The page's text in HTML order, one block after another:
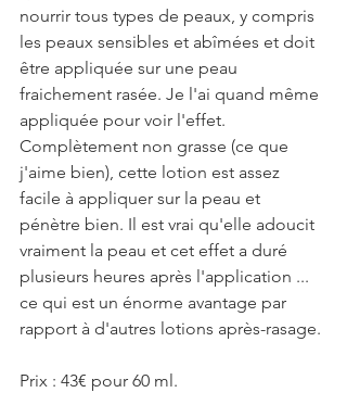
nourrir tous types de peaux, y compris
les peaux sensibles et abîmées et doit
être appliquée sur une peau
fraichement rasée. Je l'ai quand même
appliquée pour voir l'effet.
Complètement non grasse (ce que
j'aime bien), cette lotion est assez
facile à appliquer sur la peau et
pénètre bien. Il est vrai qu'elle adoucit
vraiment la peau et cet effet a duré
plusieurs heures après l'application ...
ce qui est un énorme avantage par
rapport à d'autres lotions après-rasage.
Prix : 43€ pour 60 ml.